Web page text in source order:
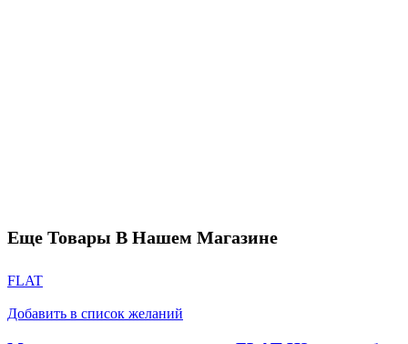
Еще Товары В Нашем Магазине
FLAT
Добавить в список желаний